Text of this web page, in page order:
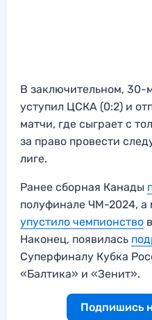
В заключительном, 30-
уступил ЦСКА (0:2) и
матчи, где сыграет с
за право провести
лиге.
Ранее сборная Канады
полуфинале ЧМ-2024, а
упустило чемпионство
Наконец, появилась
Суперфиналу Кубка
«Балтика» и «Зенит».
Подпишись